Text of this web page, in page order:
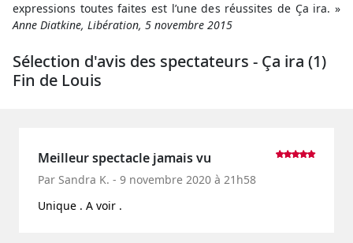
expressions toutes faites est l’une des réussites de Ça ira. »
Anne Diatkine, Libération, 5 novembre 2015
Sélection d'avis des spectateurs - Ça ira (1)
Fin de Louis
Meilleur spectacle jamais vu
Par Sandra K. - 9 novembre 2020 à 21h58
Unique . A voir .